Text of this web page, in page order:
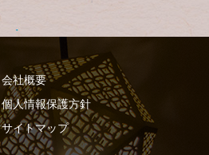
会社概要
個人情報保護方針
サイトマップ